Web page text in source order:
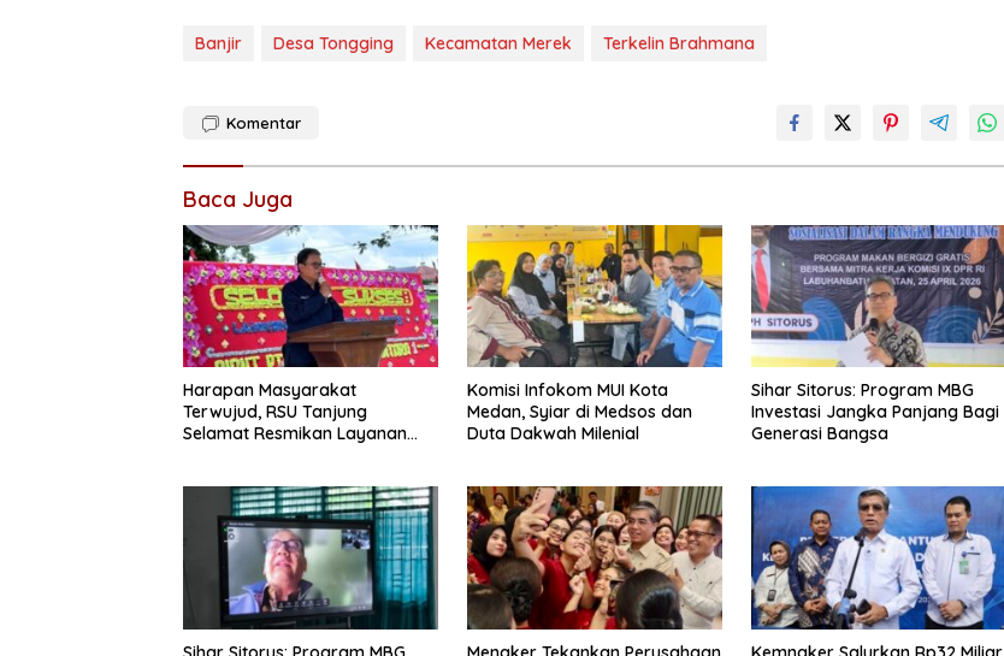
Banjir Desa Tongging Kecamatan Merek Terkelin Brahmana
Komentar
Baca Juga
Harapan Masyarakat
Terwujud, RSU Tanjung
Selamat Resmikan Layanan
Komisi Infokom MUI Kota
Medan, Syiar di Medsos dan
Duta Dakwah Milenial
Sihar Sitorus: Program MBG
Investasi Jangka Panjang Bagi
Generasi Bangsa